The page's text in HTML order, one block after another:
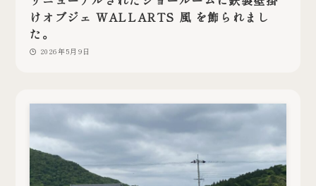
けオブジェ WALLARTS 風 を飾られまし
た。
2026年5月9日